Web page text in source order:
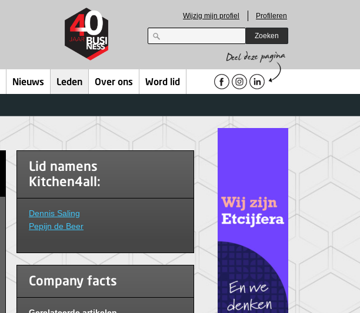
Wijzig mijn profiel Profileren
Zoeken
Nieuws Leden Over ons Word lid
Lid namens
Kitchen4all:
Dennis Saling
Pepijn de Beer
Company facts